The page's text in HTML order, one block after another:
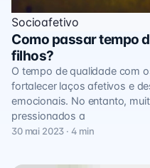
Socioafetivo
Como passar tempo
filhos?
O tempo de qualidade com
fortalecer laços afetivos e
emocionais. No entanto,
pressionados a
30 mai 2023 · 4 min